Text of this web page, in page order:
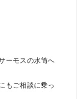
ーモスの水筒へ
もご相談に乗っ